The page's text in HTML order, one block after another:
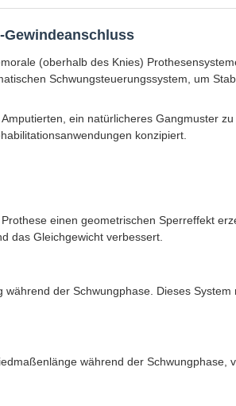
(oberhalb des Knies)
Schwungsteuerungssystem, um
ein natürlicheres Gangmuster
konzipiert.
einen geometrischen Sperreffekt
das Gleichgewicht verbessert.
der Schwungphase. Dieses System
während der Schwungphase,